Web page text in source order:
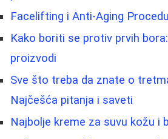
Facelifting i Anti-Aging
Kako boriti se protiv prvih
proizvodi
Sve što treba da znate o
Najčešća pitanja i saveti
Najbolje kreme za suvu kožu i